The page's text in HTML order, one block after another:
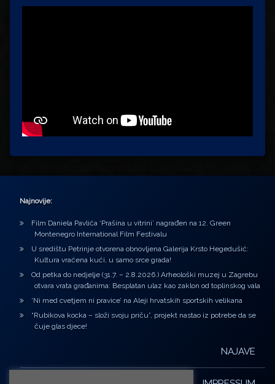
Najnovije:
Film Daniela Pavlića ‘Prašina u vitrini’ nagrađen na 12. Green
Montenegro International Film Festivalu
U središtu Petrinje otvorena obnovljena Galerija Krsto Hegedušić:
Kultura vraćena kući, u samo srce grada!
Od petka do nedjelje (31.7. – 2.8.2026.) Arheološki muzej u Zagrebu
otvara vrata građanima: Besplatan ulaz kao zaklon od toplinskog vala
‘Ni med cvetjem ni pravice’ na Aleji hrvatskih sportskih velikana
“Rubikova kocka – složi svoju priču”, projekt nastao iz potrebe da se
čuje glas djece!
NAJAVE